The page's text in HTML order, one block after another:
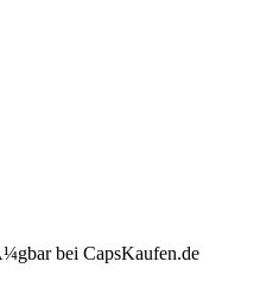
bei CapsKaufen.de